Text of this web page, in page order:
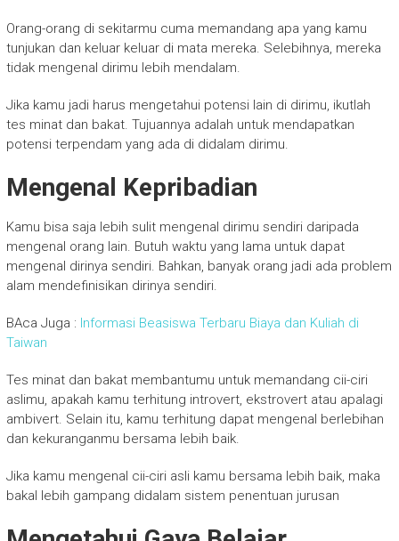
Orang-orang di sekitarmu cuma memandang apa yang kamu
tunjukan dan keluar keluar di mata mereka. Selebihnya, mereka
tidak mengenal dirimu lebih mendalam.
Jika kamu jadi harus mengetahui potensi lain di dirimu, ikutlah
tes minat dan bakat. Tujuannya adalah untuk mendapatkan
potensi terpendam yang ada di didalam dirimu.
Mengenal Kepribadian
Kamu bisa saja lebih sulit mengenal dirimu sendiri daripada
mengenal orang lain. Butuh waktu yang lama untuk dapat
mengenal dirinya sendiri. Bahkan, banyak orang jadi ada problem
alam mendefinisikan dirinya sendiri.
BAca Juga : Informasi Beasiswa Terbaru Biaya dan Kuliah di
Taiwan
Tes minat dan bakat membantumu untuk memandang cii-ciri
aslimu, apakah kamu terhitung introvert, ekstrovert atau apalagi
ambivert. Selain itu, kamu terhitung dapat mengenal berlebihan
dan kekuranganmu bersama lebih baik.
Jika kamu mengenal cii-ciri asli kamu bersama lebih baik, maka
bakal lebih gampang didalam sistem penentuan jurusan